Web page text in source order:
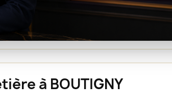
de vérifier les consignes du
le cercueil.
à BOUTIGNY